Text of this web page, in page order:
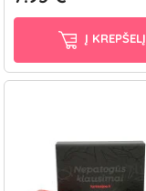
Į KREPŠELĮ